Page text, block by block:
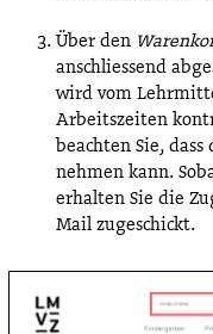
Über den
anschliessend
wird vom
Arbeitszeiten
beachten Sie,
nehmen kann.
erhalten Sie die
Mail zugeschickt.